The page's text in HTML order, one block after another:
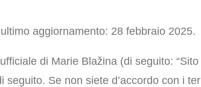
aggiornamento: 28 febbraio 2025.
di Marie Blažina (di seguito:
seguito. Se non siete d’accordo con i